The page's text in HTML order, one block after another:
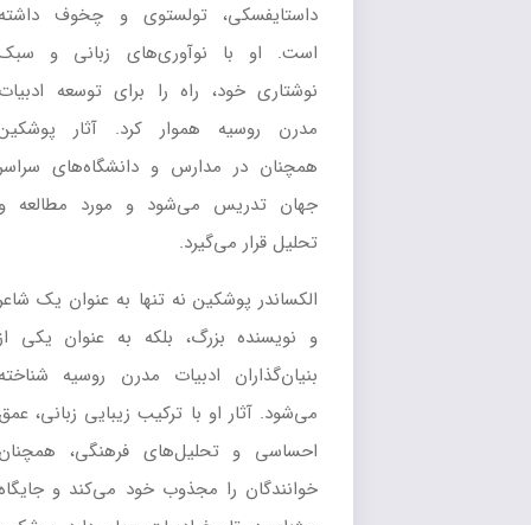
داستایفسکی، تولستوی و چخوف داشته
است. او با نوآوری‌های زبانی و سبک
نوشتاری خود، راه را برای توسعه ادبیات
مدرن روسیه هموار کرد. آثار پوشکین
همچنان در مدارس و دانشگاه‌های سراسر
جهان تدریس می‌شود و مورد مطالعه و
تحلیل قرار می‌گیرد.
الکساندر پوشکین نه تنها به عنوان یک شاعر
و نویسنده بزرگ، بلکه به عنوان یکی از
بنیان‌گذاران ادبیات مدرن روسیه شناخته
می‌شود. آثار او با ترکیب زیبایی زبانی، عمق
احساسی و تحلیل‌های فرهنگی، همچنان
خوانندگان را مجذوب خود می‌کند و جایگاه